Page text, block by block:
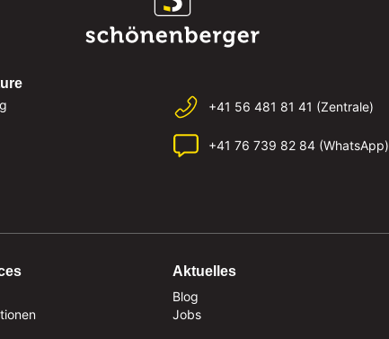
+41 56 481 81 41 (Zentrale)
+41 76 739 82 84 (WhatsApp)
Aktuelles
Blog
Jobs